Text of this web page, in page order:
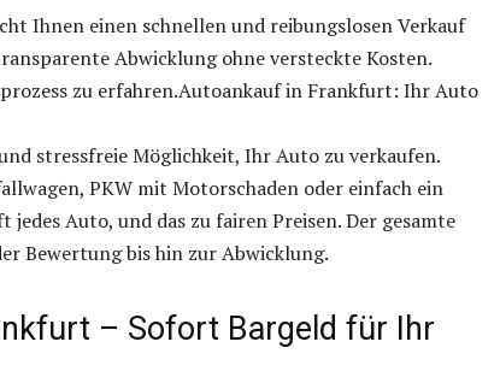
Ihnen einen schnellen und reibungslosen Verkauf
Abwicklung ohne versteckte Kosten.
zu erfahren.Autoankauf in Frankfurt: Ihr Auto
stressfreie Möglichkeit, Ihr Auto zu verkaufen.
PKW mit Motorschaden oder einfach ein
jedes Auto, und das zu fairen Preisen. Der gesamte
Bewertung bis hin zur Abwicklung.
– Sofort Bargeld für Ihr